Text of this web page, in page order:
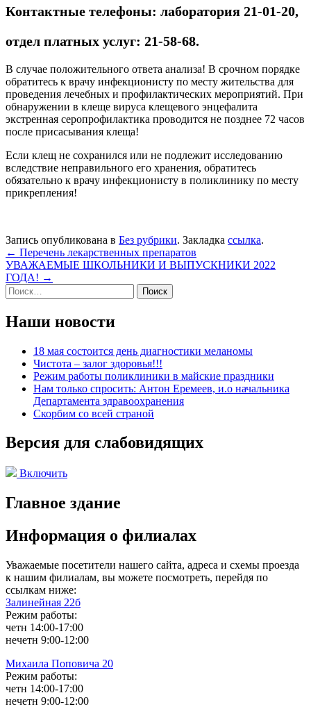
Контактные телефоны: лаборатория 21-01-20,
отдел платных услуг: 21-58-68.
В случае положительного ответа анализа! В срочном порядке
обратитесь к врачу инфекционисту по месту жительства для
проведения лечебных и профилактических мероприятий. При
обнаружении в клеще вируса клещевого энцефалита
экстренная серопрофилактика проводится не позднее 72 часов
после присасывания клеща!
Если клещ не сохранился или не подлежит исследованию
вследствие неправильного его хранения, обратитесь
обязательно к врачу инфекционисту в поликлинику по месту
прикрепления!
Запись опубликована в Без рубрики. Закладка ссылка.
Навигация
по
записям
← Перечень лекарственных препаратов
УВАЖАЕМЫЕ ШКОЛЬНИКИ И ВЫПУСКНИКИ 2022
ГОДА! →
Найти:
Наши новости
18 мая состоится день диагностики меланомы
Чистота – залог здоровья!!!
Режим работы поликлиники в майские праздники
Нам только спросить: Антон Еремеев, и.о начальника
Департамента здравоохранения
Скорбим со всей страной
Версия для слабовидящих
Включить
Главное здание
Информация о филиалах
Уважаемые посетители нашего сайта, адреса и схемы проезда
к нашим филиалам, вы можете посмотреть, перейдя по
ссылкам ниже:
Залинейная 22б
Режим работы:
четн 14:00-17:00
нечетн 9:00-12:00
Михаила Поповича 20
Режим работы:
четн 14:00-17:00
нечетн 9:00-12:00